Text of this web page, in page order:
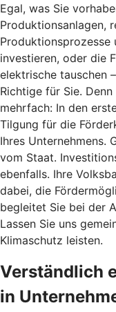
Egal, was Sie
Produktionsanlagen,
Produktionsprozesse
investieren, oder die
elektrische tauschen
Richtige für Sie.
mehrfach: In den
Tilgung für die
Ihres Unternehmens.
vom Staat.
ebenfalls. Ihre
dabei, die
begleitet Sie bei der
Lassen Sie uns
Klimaschutz leisten.
Verständlich
in